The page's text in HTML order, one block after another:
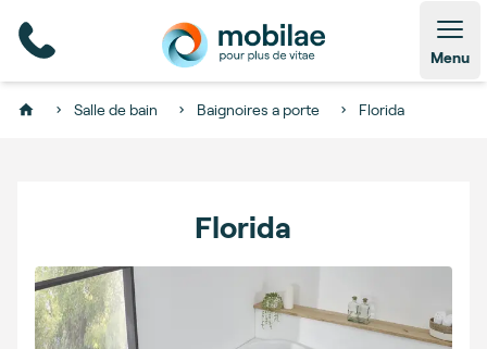
Menu
Home Salle de bain Baignoires a porte Florida
Florida